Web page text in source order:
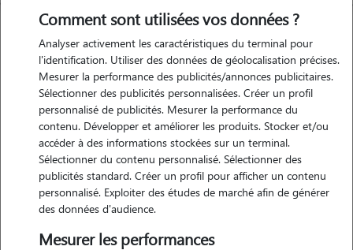
Motivation
j'adore les chiens, et je marche beaucoup avec ma chienne. j'aimerai
beaucoup en faire profiter d'autres toutous sociables et joueurs. je
suis disponible le samedi et le dimanche, en soirée et également la
moitié des vacances scolaires.
Comment sont utilisées vos données ?
Analyser activement les caractéristiques du terminal pour
l'identification. Utiliser des données de géolocalisation précises.
Mesurer la performance des publicités/annonces publicitaires.
Sélectionner des publicités personnalisées. Créer un profil
personnalisé de publicités. Mesurer la performance du
contenu. Développer et améliorer les produits. Stocker et/ou
accéder à des informations stockées sur un terminal.
Sélectionner du contenu personnalisé. Sélectionner des
publicités standard. Créer un profil pour afficher un contenu
personnalisé. Exploiter des études de marché afin de générer
des données d'audience.
Mesurer les performances